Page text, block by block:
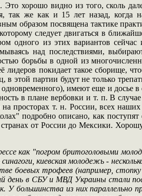
Это хорошо видно из того, сколь
так же как и 15 лет назад, когда
образом посвящена тактике
следует двигаться в
из этих вариантов сейчас
над последствиями,
борьбы в одной из
лидеров покидает такое сборище,
этой партии будут не только
имеют еще и досье
в плане вербовки и т. п. В
просторах т. н. России, всех
подробно описано, как
от России до Мексики.
как "погром бритоголовыми
киевская молодежь -
боевых трофеев (например,
день в СБУ и МВД Украины стали
У большинства из них